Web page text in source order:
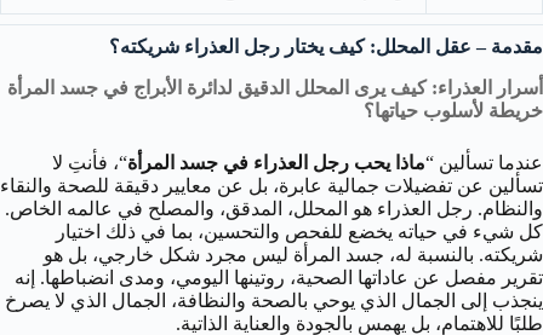
مقدمة – عقل المحلل: كيف يختار رجل العذراء شريكته؟
أسرار العذراء: كيف يرى المحلل الدقيق لدائرة الأبراج في جسد المرأة
خريطة لأسلوب حياتها؟
عندما تسألين “ماذا يحب رجل العذراء في جسد المرأة“، فأنتِ لا
تسألين عن تفضيلات جمالية عابرة، بل عن معايير دقيقة للصحة والنقاء
والنظام. رجل العذراء هو المحلل، المدقق، والمصلح في عالمه الخاص.
كل شيء في حياته يخضع للفحص والتحسين، بما في ذلك اختيار
شريكته. بالنسبة له، جسد المرأة ليس مجرد شكل خارجي، بل هو
تقرير مفصل عن عاداتها الصحية، روتينها اليومي، ومدى انضباطها. إنه
ينجذب إلى الجمال الذي يوحي بالصحة والنظافة، الجمال الذي لا يصرخ
طلبًا للاهتمام، بل يهمس بالجودة والعناية الذاتية.